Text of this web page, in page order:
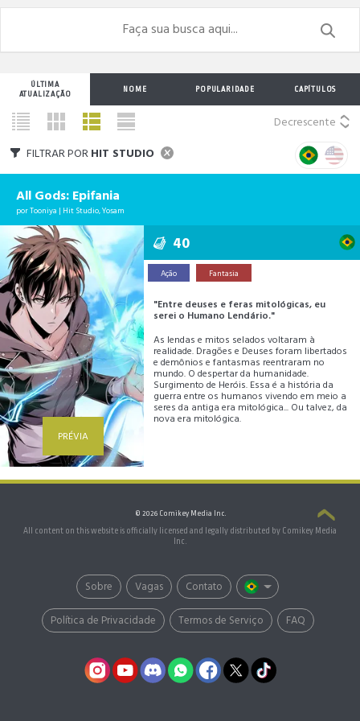
ÚLTIMA
ATUALIZAÇÃO
NOME POPULARIDADE CAPÍTULOS
Decrescente
FILTRAR PORHIT STUDIO
All Gods: Epifania
porTooniya | Hit Studio,Yosam
PRÉVIA
40
Ação Fantasia
"Entre deuses e feras mitológicas, eu
serei o Humano Lendário."
As lendas e mitos selados voltaram à
realidade. Dragões e Deuses foram libertados
e demônios e fantasmas reentraram no
mundo. O despertar da humanidade.
Surgimento de Heróis. Essa é a história da
guerra entre os humanos vivendo em meio a
seres da antiga era mitológica... Ou talvez, da
nova era mitológica.
© 2026 Comikey Media Inc.
All content on this website is officially licensed and legally distributed by Comikey Media
Inc.
Sobre
Vagas
Política de Privacidade
Termos de Serviço FAQ
Contato